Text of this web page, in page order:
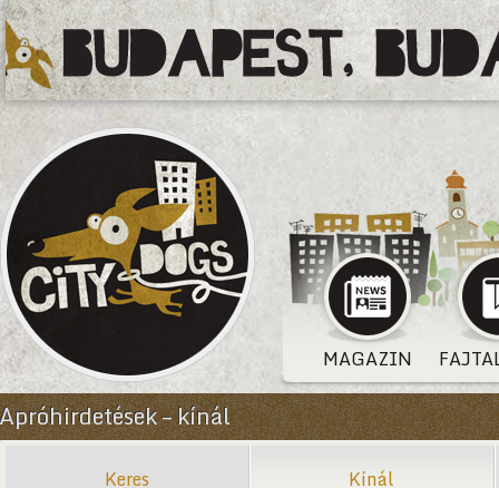
MAGAZIN
Apróhirdetések – kínál
Keres Kínál